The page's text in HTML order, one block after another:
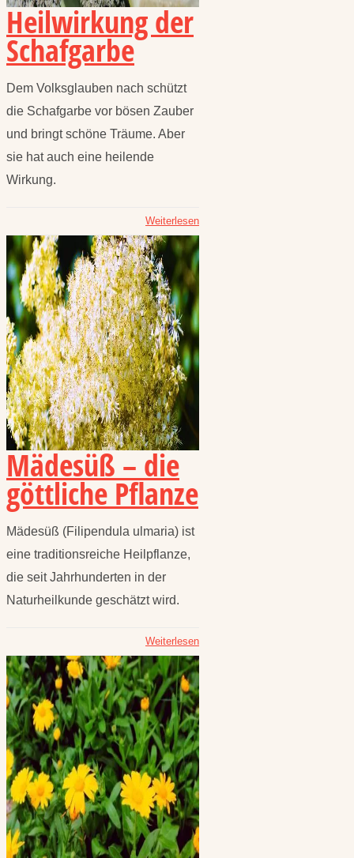
Heilwirkung der
Schafgarbe
Dem Volksglauben nach schützt
die Schafgarbe vor bösen Zauber
und bringt schöne Träume. Aber
sie hat auch eine heilende
Wirkung.
Weiterlesen
Mädesüß – die
göttliche Pflanze
Mädesüß (Filipendula ulmaria) ist
eine traditionsreiche Heilpflanze,
die seit Jahrhunderten in der
Naturheilkunde geschätzt wird.
Weiterlesen